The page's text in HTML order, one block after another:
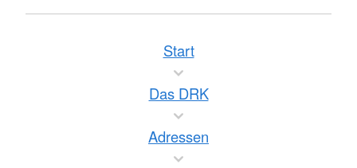
Start
Das DRK
Adressen